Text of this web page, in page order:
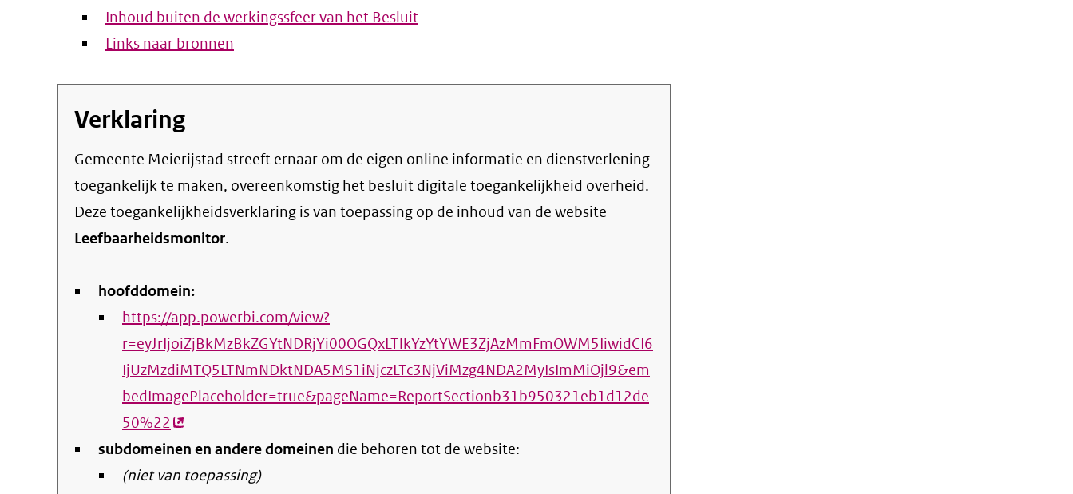
Inhoud buiten de werkingssfeer van het Besluit
Links naar bronnen
Verklaring
Gemeente Meierijstad streeft ernaar om de eigen online informatie en dienstverlening
toegankelijk te maken, overeenkomstig het besluit digitale toegankelijkheid overheid.
Deze toegankelijkheidsverklaring is van toepassing op de inhoud van de website
Leefbaarheidsmonitor.
hoofddomein:
https://app.powerbi.com/view?
r=eyJrIjoiZjBkMzBkZGYtNDRjYi00OGQxLTlkYzYtYWE3ZjAzMmFmOWM5IiwidCI6
IjUzMzdiMTQ5LTNmNDktNDA5MS1iNjczLTc3NjViMzg4NDA2MyIsImMiOjl9&em
bedImagePlaceholder=true&pageName=ReportSectionb31b950321eb1d12de
50%22(externe
link)
subdomeinen en andere domeinen die behoren tot de website:
(niet van toepassing)